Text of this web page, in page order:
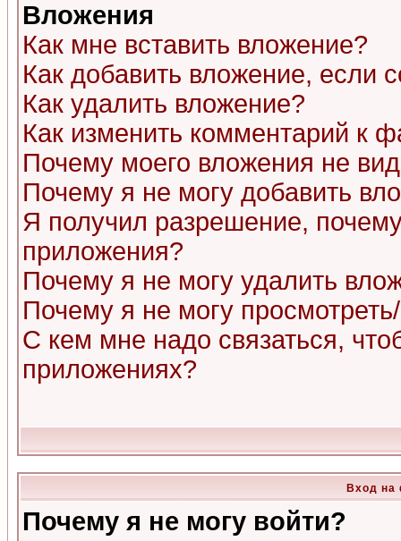
Вложения
Как мне вставить вложение?
Как добавить вложение, если
Как удалить вложение?
Как изменить комментарий к
Почему моего вложения не
Почему я не могу добавить
Я получил разрешение,
приложения?
Почему я не могу удалить
Почему я не могу
С кем мне надо связаться,
приложениях?
Вход на
Почему я не могу войти?